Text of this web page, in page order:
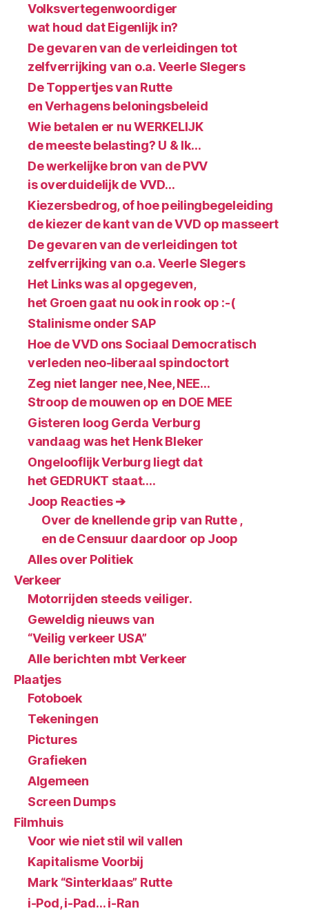
Volksvertegenwoordiger
wat houd dat Eigenlijk in?
De gevaren van de verleidingen tot
zelfverrijking van o.a. Veerle Slegers
De Toppertjes van Rutte
en Verhagens beloningsbeleid
Wie betalen er nu WERKELIJK
de meeste belasting? U & Ik…
De werkelijke bron van de PVV
is overduidelijk de VVD…
Kiezersbedrog, of hoe peilingbegeleiding
de kiezer de kant van de VVD op masseert
De gevaren van de verleidingen tot
zelfverrijking van o.a. Veerle Slegers
Het Links was al opgegeven,
het Groen gaat nu ook in rook op :-(
Stalinisme onder SAP
Hoe de VVD ons Sociaal Democratisch
verleden neo-liberaal spindoctort
Zeg niet langer nee, Nee, NEE…
Stroop de mouwen op en DOE MEE
Gisteren loog Gerda Verburg
vandaag was het Henk Bleker
Ongelooflijk Verburg liegt dat
het GEDRUKT staat….
Joop Reacties ➔
Over de knellende grip van Rutte ,
en de Censuur daardoor op Joop
Alles over Politiek
Verkeer
Motorrijden steeds veiliger.
Geweldig nieuws van
“Veilig verkeer USA”
Alle berichten mbt Verkeer
Plaatjes
Fotoboek
Tekeningen
Pictures
Grafieken
Algemeen
Screen Dumps
Filmhuis
Voor wie niet stil wil vallen
Kapitalisme Voorbij
Mark “Sinterklaas” Rutte
i-Pod, i-Pad… i-Ran